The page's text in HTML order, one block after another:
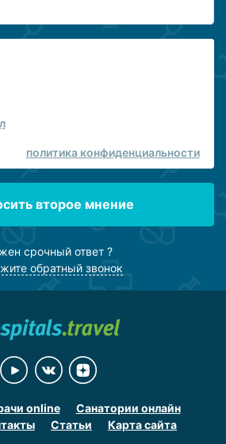
политика конфиденциальности
второе мнение
срочный ответ ?
обратный звонок
online
Санатории онлайн
Статьи Карта сайта